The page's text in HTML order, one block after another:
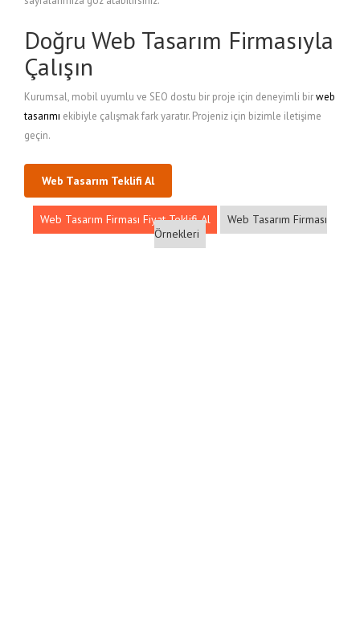
Doğru Web Tasarım Firmasıyla
Çalışın
Kurumsal, mobil uyumlu ve SEO dostu bir proje için deneyimli birweb
tasarımı ekibiyle çalışmak fark yaratır. Projeniz için bizimle iletişime
geçin.
Web Tasarım Teklifi Al
Web Tasarım Firması Fiyat Teklifi Al
Web Tasarım Firması
Örnekleri